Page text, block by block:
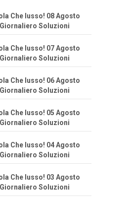
Che lusso! 08 Agosto
Soluzioni
Che lusso! 07 Agosto
Soluzioni
Che lusso! 06 Agosto
Soluzioni
Che lusso! 05 Agosto
Soluzioni
Che lusso! 04 Agosto
Soluzioni
Che lusso! 03 Agosto
Soluzioni